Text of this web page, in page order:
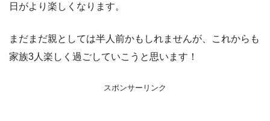
日がより楽しくなります。
まだまだ親としては半人前かもしれませんが、これからも
家族3人楽しく過ごしていこうと思います！
スポンサーリンク